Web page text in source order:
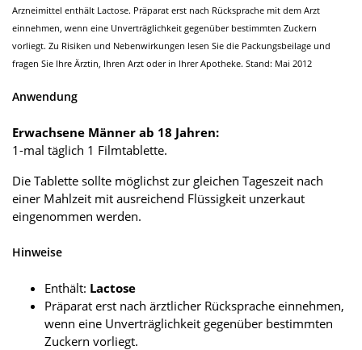
Arzneimittel enthält Lactose. Präparat erst nach Rücksprache mit dem Arzt
einnehmen, wenn eine Unverträglichkeit gegenüber bestimmten Zuckern
vorliegt. Zu Risiken und Nebenwirkungen lesen Sie die Packungsbeilage und
fragen Sie Ihre Ärztin, Ihren Arzt oder in Ihrer Apotheke. Stand: Mai 2012
Anwendung
Erwachsene Männer ab 18 Jahren:
1-mal täglich 1 Filmtablette.
Die Tablette sollte möglichst zur gleichen Tageszeit nach
einer Mahlzeit mit ausreichend Flüssigkeit unzerkaut
eingenommen werden.
Hinweise
Enthält: Lactose
Präparat erst nach ärztlicher Rücksprache einnehmen,
wenn eine Unverträglichkeit gegenüber bestimmten
Zuckern vorliegt.